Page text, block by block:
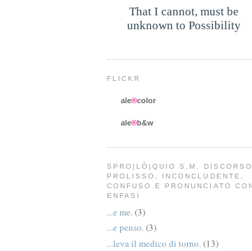
That I cannot, must be
unknown to Possibility
FLICKR
ale®color
ale®b&w
SPRO|LÒ|QUIO S.M. DISCORSO
PROLISSO, INCONCLUDENTE,
CONFUSO E PRONUNCIATO
ENFASI
...e me.(3)
...e penso.(3)
...leva il medico di torno.(13)